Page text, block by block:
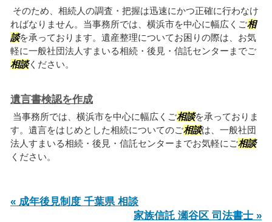
そのため、相続人の調査・把握は迅速にかつ正確に行わなけ
ればなりません。当事務所では、横浜市を中心に幅広くご相
談を承っております。遺産整理についてお困りの際は、お気
軽に一般社団法人すまいる相続・後見・信託センターまでご
相談ください。
遺言書検認を作成
当事務所では、横浜市を中心に幅広くご相談を承っておりま
す。遺言をはじめとした相続についてのご相談は、一般社団
法人すまいる相続・後見・信託センターまでお気軽にご相談
ください。
« 成年後見制度 千葉県 相談
家族信託 瀬谷区 司法書士 »